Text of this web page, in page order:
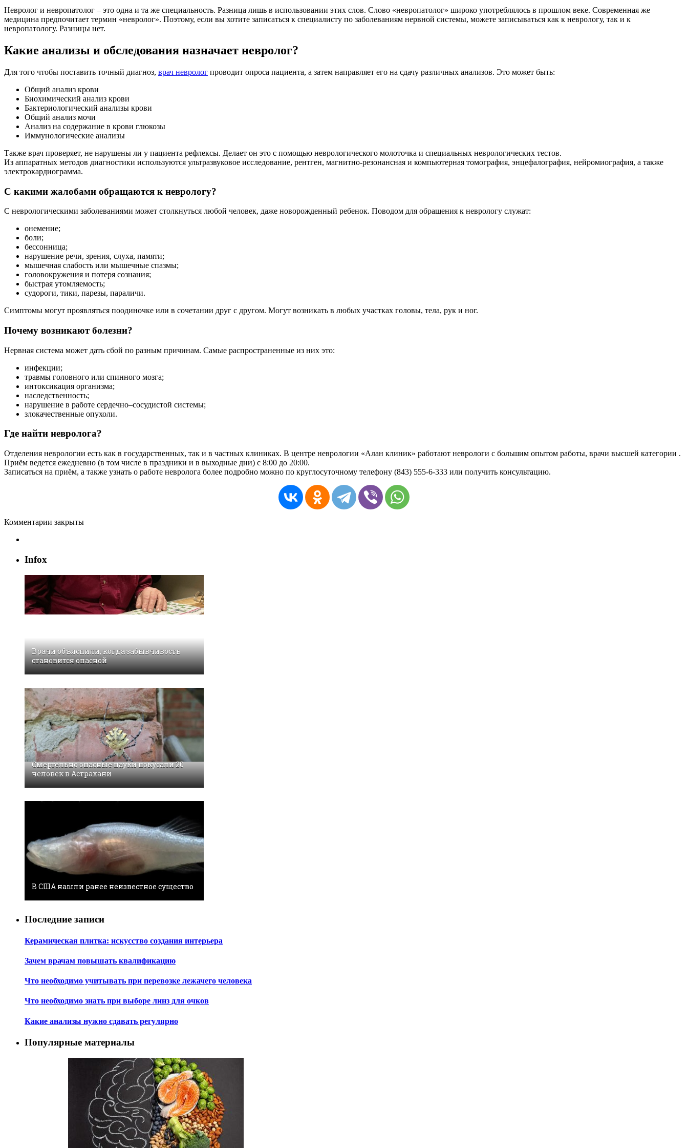
Невролог и невропатолог – это одна и та же специальность. Разница лишь в использовании этих слов. Слово «невропатолог» широко употреблялось в прошлом веке. Современная же
медицина предпочитает термин «невролог». Поэтому, если вы хотите записаться к специалисту по заболеваниям нервной системы, можете записываться как к неврологу, так и к
невропатологу. Разницы нет.
Какие анализы и обследования назначает невролог?
Для того чтобы поставить точный диагноз, врач невролог проводит опроса пациента, а затем направляет его на сдачу различных анализов. Это может быть:
Общий анализ крови
Биохимический анализ крови
Бактериологический анализы крови
Общий анализ мочи
Анализ на содержание в крови глюкозы
Иммунологические анализы
Также врач проверяет, не нарушены ли у пациента рефлексы. Делает он это с помощью неврологического молоточка и специальных неврологических тестов.
Из аппаратных методов диагностики используются ультразвуковое исследование, рентген, магнитно-резонансная и компьютерная томография, энцефалография, нейромиография, а также
электрокардиограмма.
С какими жалобами обращаются к неврологу?
С неврологическими заболеваниями может столкнуться любой человек, даже новорожденный ребенок. Поводом для обращения к неврологу служат:
онемение;
боли;
бессонница;
нарушение речи, зрения, слуха, памяти;
мышечная слабость или мышечные спазмы;
головокружения и потеря сознания;
быстрая утомляемость;
судороги, тики, парезы, параличи.
Симптомы могут проявляться поодиночке или в сочетании друг с другом. Могут возникать в любых участках головы, тела, рук и ног.
Почему возникают болезни?
Нервная система может дать сбой по разным причинам. Самые распространенные из них это:
инфекции;
травмы головного или спинного мозга;
интоксикация организма;
наследственность;
нарушение в работе сердечно–сосудистой системы;
злокачественные опухоли.
Где найти невролога?
Отделения неврологии есть как в государственных, так и в частных клиниках. В центре неврологии «Алан клиник» работают неврологи с большим опытом работы, врачи высшей категории .
Приём ведется ежедневно (в том числе в праздники и в выходные дни) с 8:00 до 20:00.
Записаться на приём, а также узнать о работе невролога более подробно можно по круглосуточному телефону (843) 555-6-333 или получить консультацию.
Комментарии закрыты
Infox
Врачи объяснили, когда забывчивость
становится опасной
Смертельно опасные пауки покусали 20
человек в Астрахани
В США нашли ранее неизвестное существо
Последние записи
Керамическая плитка: искусство создания интерьера
Зачем врачам повышать квалификацию
Что необходимо учитывать при перевозке лежачего человека
Что необходимо знать при выборе линз для очков
Какие анализы нужно сдавать регулярно
Популярные материалы